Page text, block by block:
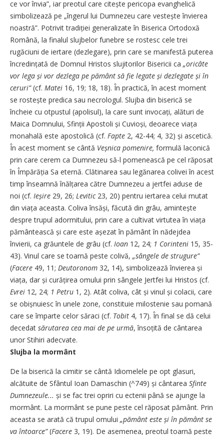
ce vor învia”, iar preotul care citește pericopa evanghelică
simbolizează pe „îngerul lui Dumnezeu care vestește învierea
noastră”. Potrivit tradiției generalizate în Biserica Ortodoxă
Română, la finalul slujbelor funebre se rostesc cele trei
rugăciuni de iertare (dezlegare), prin care se manifestă puterea
încredințată de Domnul Hristos slujitorilor Bisericii ca „oricâte
vor lega și vor dezlega pe pământ să fie legate și dezlegate și în
ceruri”(cf. Matei 16, 19; 18, 18). În practică, în acest moment
se rostește predica sau necrologul. Slujba din biserică se
încheie cu otpustul (apolisul), la care sunt invocați, alături de
Maica Domnului, Sfinții Apostoli și Cuvioși, deoarece viața
monahală este apostolică (cf. Fapte 2, 42-44; 4, 32) și ascetică.
În acest moment se cântă Veșnica pomenire, formulă laconică
prin care cerem ca Dumnezeu să-l pomenească pe cel răposat
în Împărăția Sa eternă. Clătinarea sau legănarea colivei în acest
timp înseamnă înălțarea către Dumnezeu a jertfei aduse de
noi (cf. Ieșire 29, 26; Levitic23, 20) pentru iertarea celui mutat
din viața aceasta. Coliva însăși, făcută din grâu, amintește
despre trupul adormitului, prin care a cultivat virtutea în viața
pământească și care este așezat în pământ în nădejdea
învierii, ca grăuntele de grâu (cf. Ioan 12, 24; 1 Corinteni 15, 35-
43). Vinul care se toarnă peste colivă, „sângele de strugure”
(Facere 49, 11; Deutoronom 32, 14), simbolizează învierea și
viața, dar și curățirea omului prin sângele Jertfei lui Hristos (cf.
Evrei 12, 24; 1 Petru 1, 2). Atât coliva, cât și vinul și colacii, care
se obișnuiesc în unele zone, constituie milostenie sau pomană
care se împarte celor săraci (cf. Tobit 4, 17). În final se dă celui
decedat sărutarea cea mai de pe urmă, însoțită de cântarea
unor Stihiri adecvate.
Slujba la mormânt
De la biserică la cimitir se cântă Idiomelele pe opt glasuri,
alcătuite de Sfântul Ioan Damaschin (^749) și cântarea Sfinte
Dumnezeule... și se fac trei opriri cu ectenii până se ajunge la
mormânt. La mormânt se pune peste cel răposat pământ. Prin
aceasta se arată că trupul omului „pământ este și în pământ se
va întoarce”(Facere 3, 19). De asemenea, preotul toarnă peste